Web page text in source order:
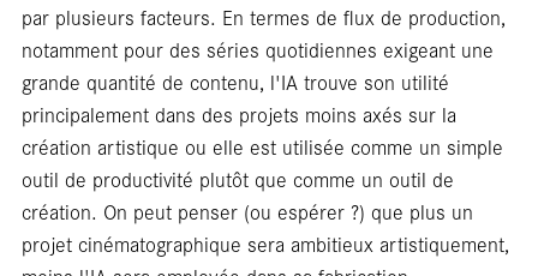
par plusieurs facteurs. En termes de flux de production,
notamment pour des séries quotidiennes exigeant une
grande quantité de contenu, l'IA trouve son utilité
principalement dans des projets moins axés sur la
création artistique ou elle est utilisée comme un simple
outil de productivité plutôt que comme un outil de
création. On peut penser (ou espérer ?) que plus un
projet cinématographique sera ambitieux artistiquement,